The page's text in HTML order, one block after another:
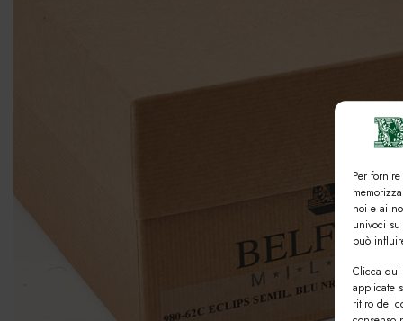
Per
noi e ai
univoci
può
Clicca qui
applicate
ritiro del